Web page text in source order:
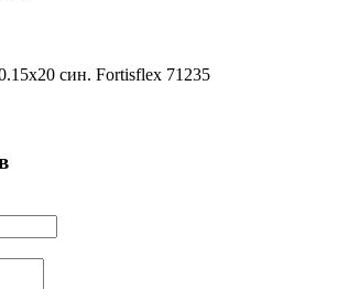
син. Fortisflex 71235